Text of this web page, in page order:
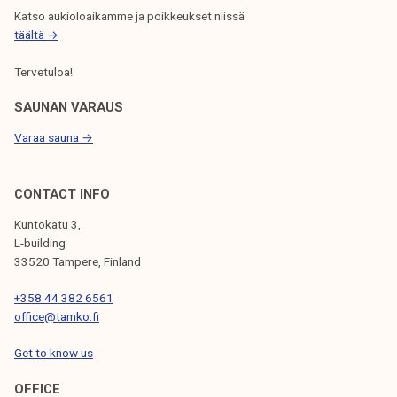
e
ä
m
o
i
t
m
e
Katso aukioloaikamme ja poikkeukset niissä
täältä →
Tervetuloa!
SAUNAN VARAUS
Varaa sauna →
CONTACT INFO
Kuntokatu 3,
L-building
33520 Tampere, Finland
+358 44 382 6561
office@tamko.fi
Get to know us
OFFICE